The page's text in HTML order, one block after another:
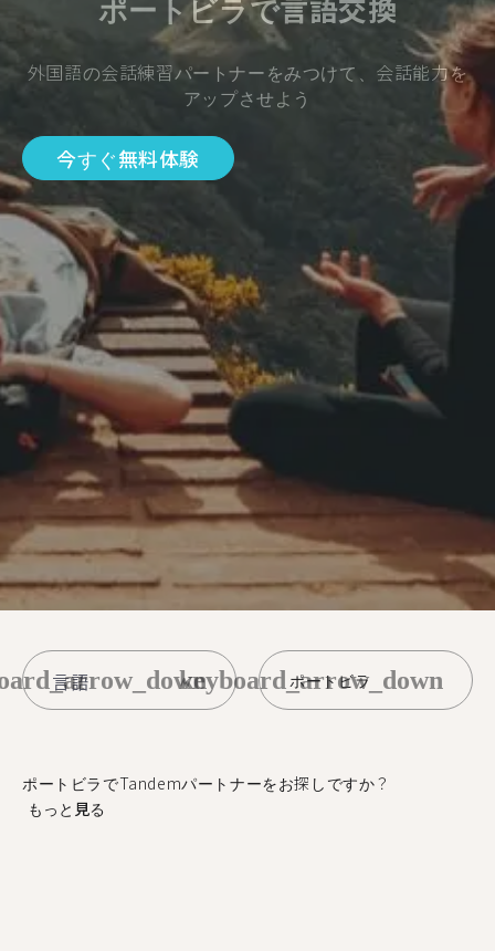
ポートビラで言語交換
外国語の会話練習パートナーをみつけて、会話能力を
アップさせよう
今すぐ無料体験
ポートビラ
keyboard_arrow_down
ポートビラでTandemパートナーをお探しですか？
もっと見る